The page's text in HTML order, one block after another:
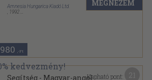
Amnesia Hungarica Kiadó Ltd.
1992
980 ,-Ft
MEGNÉZEM
Segítség - Magyar-angolKapható pont: